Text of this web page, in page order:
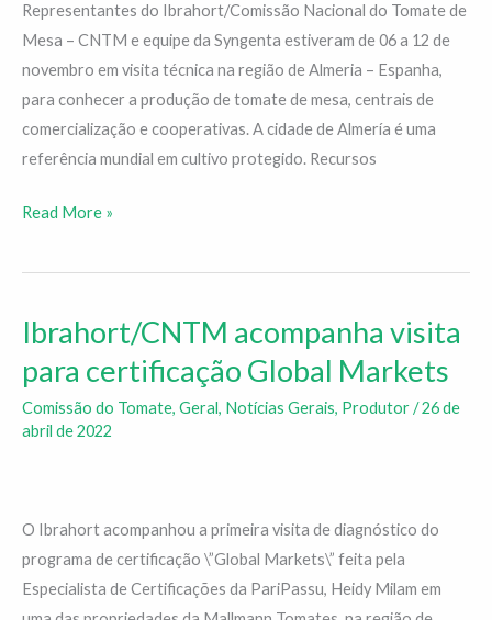
Representantes do Ibrahort/Comissão Nacional do Tomate de
Mesa – CNTM e equipe da Syngenta estiveram de 06 a 12 de
novembro em visita técnica na região de Almeria – Espanha,
para conhecer a produção de tomate de mesa, centrais de
comercialização e cooperativas. A cidade de Almería é uma
referência mundial em cultivo protegido. Recursos
Almeria
–
Espanha
Read More »
Ibrahort/CNTM acompanha visita
para certificação Global Markets
Comissão do Tomate, Geral, Notícias Gerais, Produtor/26 de
abril de 2022
O Ibrahort acompanhou a primeira visita de diagnóstico do
programa de certificação \”Global Markets\” feita pela
Especialista de Certificações da PariPassu, Heidy Milam em
Ibrahort/CNTM
visita
para